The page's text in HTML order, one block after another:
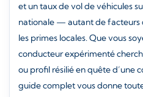
et un taux de vol de véhicules
nationale — autant de facteurs
les primes locales. Que vous
conducteur expérimenté
ou profil résilié en quête d’une
guide complet vous donne